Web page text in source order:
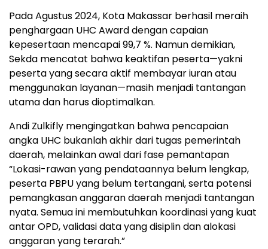
Pada Agustus 2024, Kota Makassar berhasil meraih
penghargaan UHC Award dengan capaian
kepesertaan mencapai 99,7 %. Namun demikian,
Sekda mencatat bahwa keaktifan peserta—yakni
peserta yang secara aktif membayar iuran atau
menggunakan layanan—masih menjadi tantangan
utama dan harus dioptimalkan.
Andi Zulkifly mengingatkan bahwa pencapaian
angka UHC bukanlah akhir dari tugas pemerintah
daerah, melainkan awal dari fase pemantapan
“Lokasi-rawan yang pendataannya belum lengkap,
peserta PBPU yang belum tertangani, serta potensi
pemangkasan anggaran daerah menjadi tantangan
nyata. Semua ini membutuhkan koordinasi yang kuat
antar OPD, validasi data yang disiplin dan alokasi
anggaran yang terarah.”